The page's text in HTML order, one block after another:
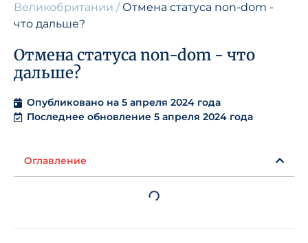
Великобритании / Отмена статуса non-dom -
что дальше?
Отмена статуса non-dom - что
дальше?
Опубликовано на 5 апреля 2024 года
Последнее обновление 5 апреля 2024 года
Оглавление